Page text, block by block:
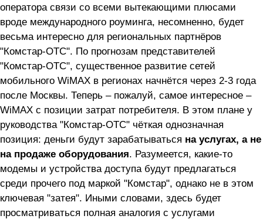
оператора связи со всеми вытекающими плюсами
вроде международного роуминга, несомненно, будет
весьма интересно для региональных партнёров
"Комстар-ОТС". По прогнозам представителей
"Комстар-ОТС", существенное развитие сетей
мобильного WiMAX в регионах начнётся через 2-3 года
после Москвы. Теперь – пожалуй, самое интересное –
WiMAX с позиции затрат потребителя. В этом плане у
руководства "Комстар-ОТС" чёткая однозначная
позиция: деньги будут зарабатываться на услугах, а не
на продаже оборудования. Разумеется, какие-то
модемы и устройства доступа будут предлагаться
среди прочего под маркой "Комстар", однако не в этом
ключевая "затея". Иными словами, здесь будет
просматриваться полная аналогия с услугами